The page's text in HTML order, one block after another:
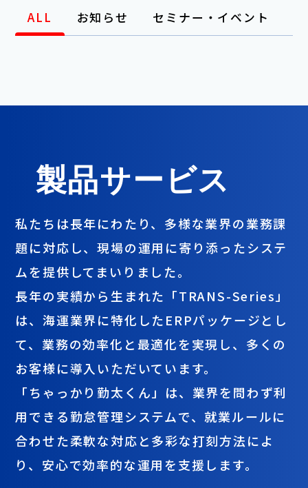
ALL お知らせ セミナー・イベント
製品サービス
私たちは長年にわたり、多様な業界の業務課
題に対応し、現場の運用に寄り添ったシステ
ムを提供してまいりました。
長年の実績から生まれた「TRANS-Series」
は、海運業界に特化したERPパッケージとし
て、 業務の効率化と最適化を実現し、多くの
お客様に導入いただいています。
「ちゃっかり勤太くん」は、業界を問わず利
用できる勤怠管理システムで、就業ルールに
合わせた柔軟な対応と多彩な打刻方法によ
り、安心で効率的な運用を支援します。